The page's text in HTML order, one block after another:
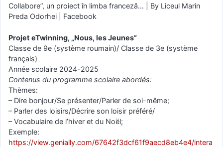
Collabore”, un proiect în limba franceză… | By Liceul Marin
Preda Odorhei | Facebook
Projet eTwinning, „Nous, les Jeunes”
Classe de 9e (système roumain)/ Classe de 3e (système
français)
Année scolaire 2024-2025
Contenus du programme scolaire abordés:
Thèmes:
– Dire bonjour/Se présenter/Parler de soi-même;
– Parler des loisirs/Décrire son loisir préféré/
– Vocabulaire de l’hiver et du Noël;
Exemple:
https://view.genially.com/67642f3dcf61f9aecd8eb4e4/intera